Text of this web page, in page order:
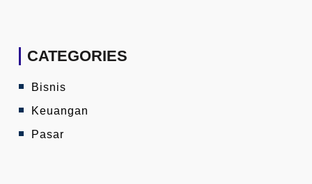
CATEGORIES
Bisnis
Keuangan
Pasar